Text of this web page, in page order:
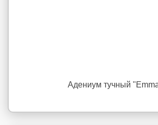
Адениум тучный